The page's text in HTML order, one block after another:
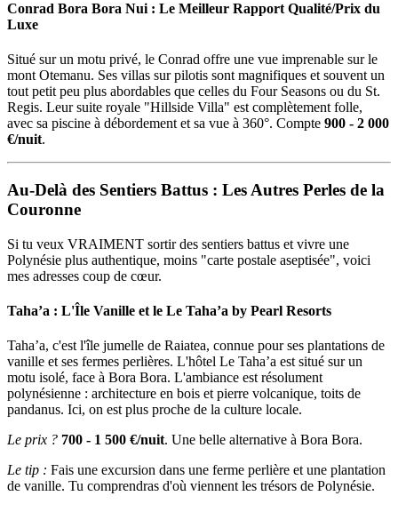
Conrad Bora Bora Nui : Le Meilleur Rapport Qualité/Prix du
Luxe
Situé sur un motu privé, le Conrad offre une vue imprenable sur le
mont Otemanu. Ses villas sur pilotis sont magnifiques et souvent un
tout petit peu plus abordables que celles du Four Seasons ou du St.
Regis. Leur suite royale "Hillside Villa" est complètement folle,
avec sa piscine à débordement et sa vue à 360°. Compte 900 - 2 000
€/nuit.
Au-Delà des Sentiers Battus : Les Autres Perles de la
Couronne
Si tu veux VRAIMENT sortir des sentiers battus et vivre une
Polynésie plus authentique, moins "carte postale aseptisée", voici
mes adresses coup de cœur.
Taha’a : L'Île Vanille et le Le Taha’a by Pearl Resorts
Taha’a, c'est l'île jumelle de Raiatea, connue pour ses plantations de
vanille et ses fermes perlières. L'hôtel Le Taha’a est situé sur un
motu isolé, face à Bora Bora. L'ambiance est résolument
polynésienne : architecture en bois et pierre volcanique, toits de
pandanus. Ici, on est plus proche de la culture locale.
Le prix ? 700 - 1 500 €/nuit. Une belle alternative à Bora Bora.
Le tip : Fais une excursion dans une ferme perlière et une plantation
de vanille. Tu comprendras d'où viennent les trésors de Polynésie.